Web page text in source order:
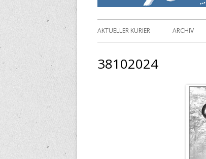
Primäres
AKTUELLER KURIER ARCHIV
38102024